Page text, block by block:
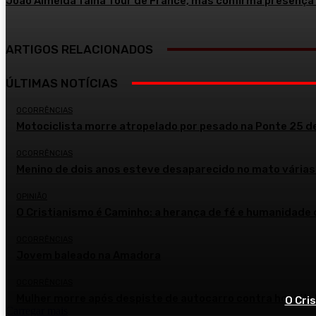
ARTIGOS RELACIONADOS
O
ÚLTIMAS NOTÍCIAS
OCORRÊNCIAS
Motociclista morre atropelado por pesado na Ponte 25
OCORRÊNCIAS
Mulher morre após despiste de autocarro contra